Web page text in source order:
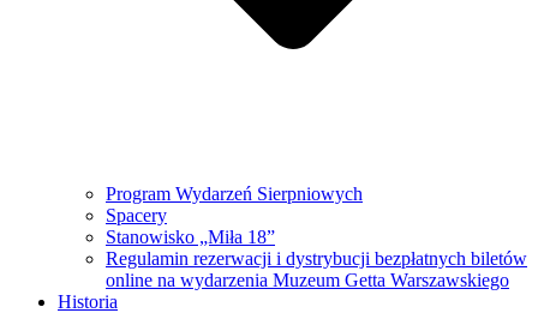
Program Wydarzeń Sierpniowych
Spacery
Stanowisko „Miła 18”
Regulamin rezerwacji i dystrybucji bezpłatnych biletów
online na wydarzenia Muzeum Getta Warszawskiego
Historia